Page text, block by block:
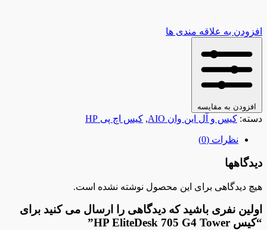
افزودن به علاقه مندی ها
افزودن به مقایسه
دسته: کیس و آل این وان AIO , کیس اچ پی HP
نظرات (0)
دیدگاهها
هیچ دیدگاهی برای این محصول نوشته نشده است.
اولین نفری باشید که دیدگاهی را ارسال می کنید برای
“کیس HP EliteDesk 705 G4 Tower”